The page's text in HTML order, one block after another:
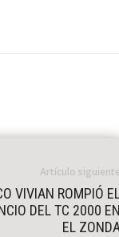
Artículo
VIVIAN ROMPIÓ
DEL TC 2000
EL